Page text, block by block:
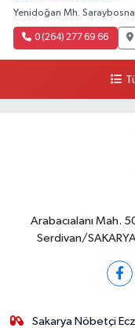
Yenidoğan Mh.
0 (264) 277 69 66
Arabacıalanı Mah.
Serdivan/SAKARYA
Sakarya Nöbetçi